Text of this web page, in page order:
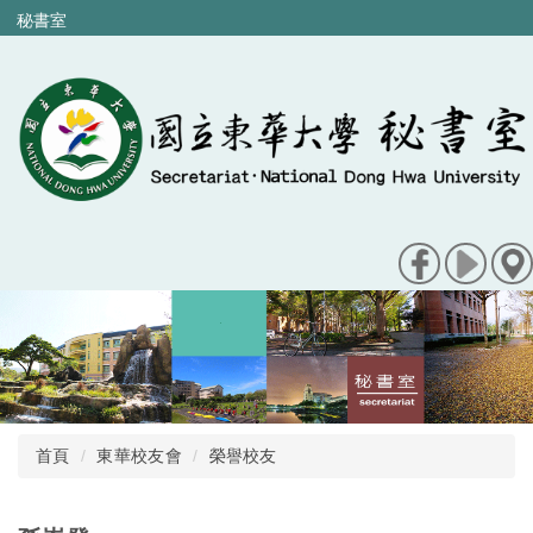
跳
到
內
容
區
秘書室
首頁 東華校友會 榮譽校友